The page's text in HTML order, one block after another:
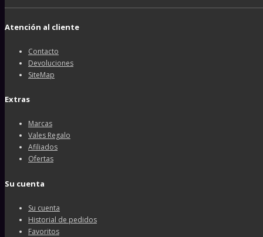
Atención al cliente
Contacto
Devoluciones
SiteMap
Extras
Marcas
Vales Regalo
Afiliados
Ofertas
Su cuenta
Su cuenta
Historial de pedidos
Favoritos